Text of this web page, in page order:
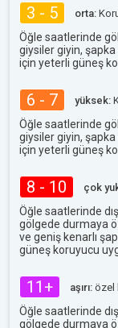
3 - 5 orta:
Öğle saatlerinde
giysiler giyin,
için yeterli güneş
6 - 7 yüksek:
Öğle saatlerinde
giysiler giyin,
için yeterli güneş
8 - 10 çok
Öğle saatlerinde
gölgede durmaya
ve geniş kenarlı
güneş koruyucu
11+ aşırı: özel
Öğle saatlerinde
gölgede durmaya